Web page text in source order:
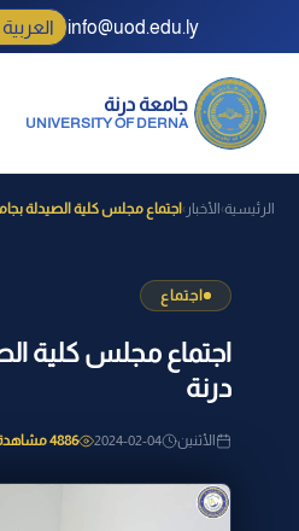
info@uod.edu.ly العربية
جامعة درنة
UNIVERSITY OF DERNA
الرئيسية› الأخبار ›اجتماع مجلس كلية الصيدلة
اجتماع
اجتماع مجلس كلية
درنة
الأثنين 2024-02-04 4886 مشاهدة